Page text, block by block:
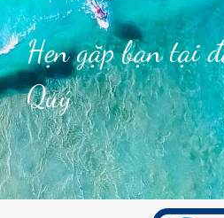
Hẹn gặp bạn tại
Quý